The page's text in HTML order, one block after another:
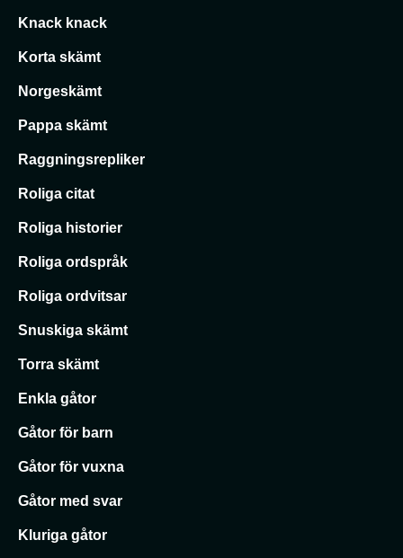
Knack knack
Korta skämt
Norgeskämt
Pappa skämt
Raggningsrepliker
Roliga citat
Roliga historier
Roliga ordspråk
Roliga ordvitsar
Snuskiga skämt
Torra skämt
Enkla gåtor
Gåtor för barn
Gåtor för vuxna
Gåtor med svar
Kluriga gåtor